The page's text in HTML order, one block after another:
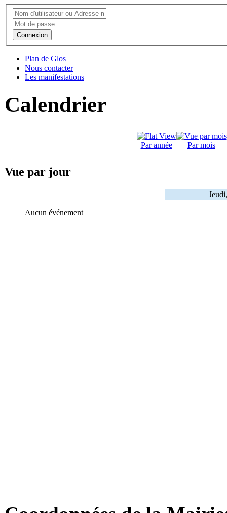
Connexion
Plan de Glos
Nous contacter
Les manifestations
Calendrier
Par année Par mois
Vue par jour
Aucun événement